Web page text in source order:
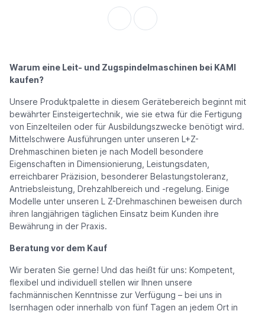
Warum eine Leit- und Zugspindelmaschinen bei KAMI
kaufen?
Unsere Produktpalette in diesem Gerätebereich beginnt mit
bewährter Einsteigertechnik, wie sie etwa für die Fertigung
von Einzelteilen oder für Ausbildungszwecke benötigt wird.
Mittelschwere Ausführungen unter unseren L+Z-
Drehmaschinen bieten je nach Modell besondere
Eigenschaften in Dimensionierung, Leistungsdaten,
erreichbarer Präzision, besonderer Belastungstoleranz,
Antriebsleistung, Drehzahlbereich und -regelung. Einige
Modelle unter unseren L Z-Drehmaschinen beweisen durch
ihren langjährigen täglichen Einsatz beim Kunden ihre
Bewährung in der Praxis.
Beratung vor dem Kauf
Wir beraten Sie gerne! Und das heißt für uns: Kompetent,
flexibel und individuell stellen wir Ihnen unsere
fachmännischen Kenntnisse zur Verfügung – bei uns in
Isernhagen oder innerhalb von fünf Tagen an jedem Ort in